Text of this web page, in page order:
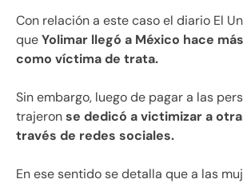
Con relación a este caso el diario El
queYolimar llegó a México hace
como víctima de trata.
Sin embargo, luego de pagar a las
trajeronse dedicó a victimizar a
través de redes sociales.
En ese sentido se detalla que a las